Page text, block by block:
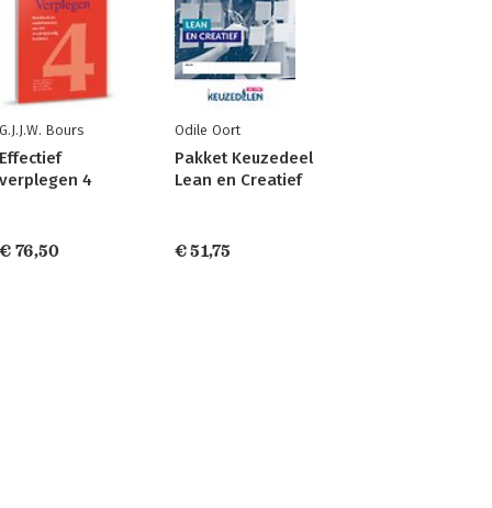
G.J.J.W. Bours
Effectief
verplegen 4
€ 76,50
Odile Oort
Pakket Keuzedeel
Lean en Creatief
€ 51,75